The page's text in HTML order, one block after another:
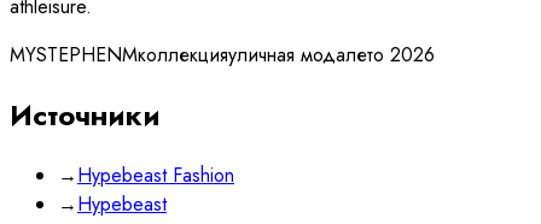
athleisure.
MYSTEPHENMколлекцияуличная модалето 2026
Источники
→Hypebeast Fashion
→Hypebeast